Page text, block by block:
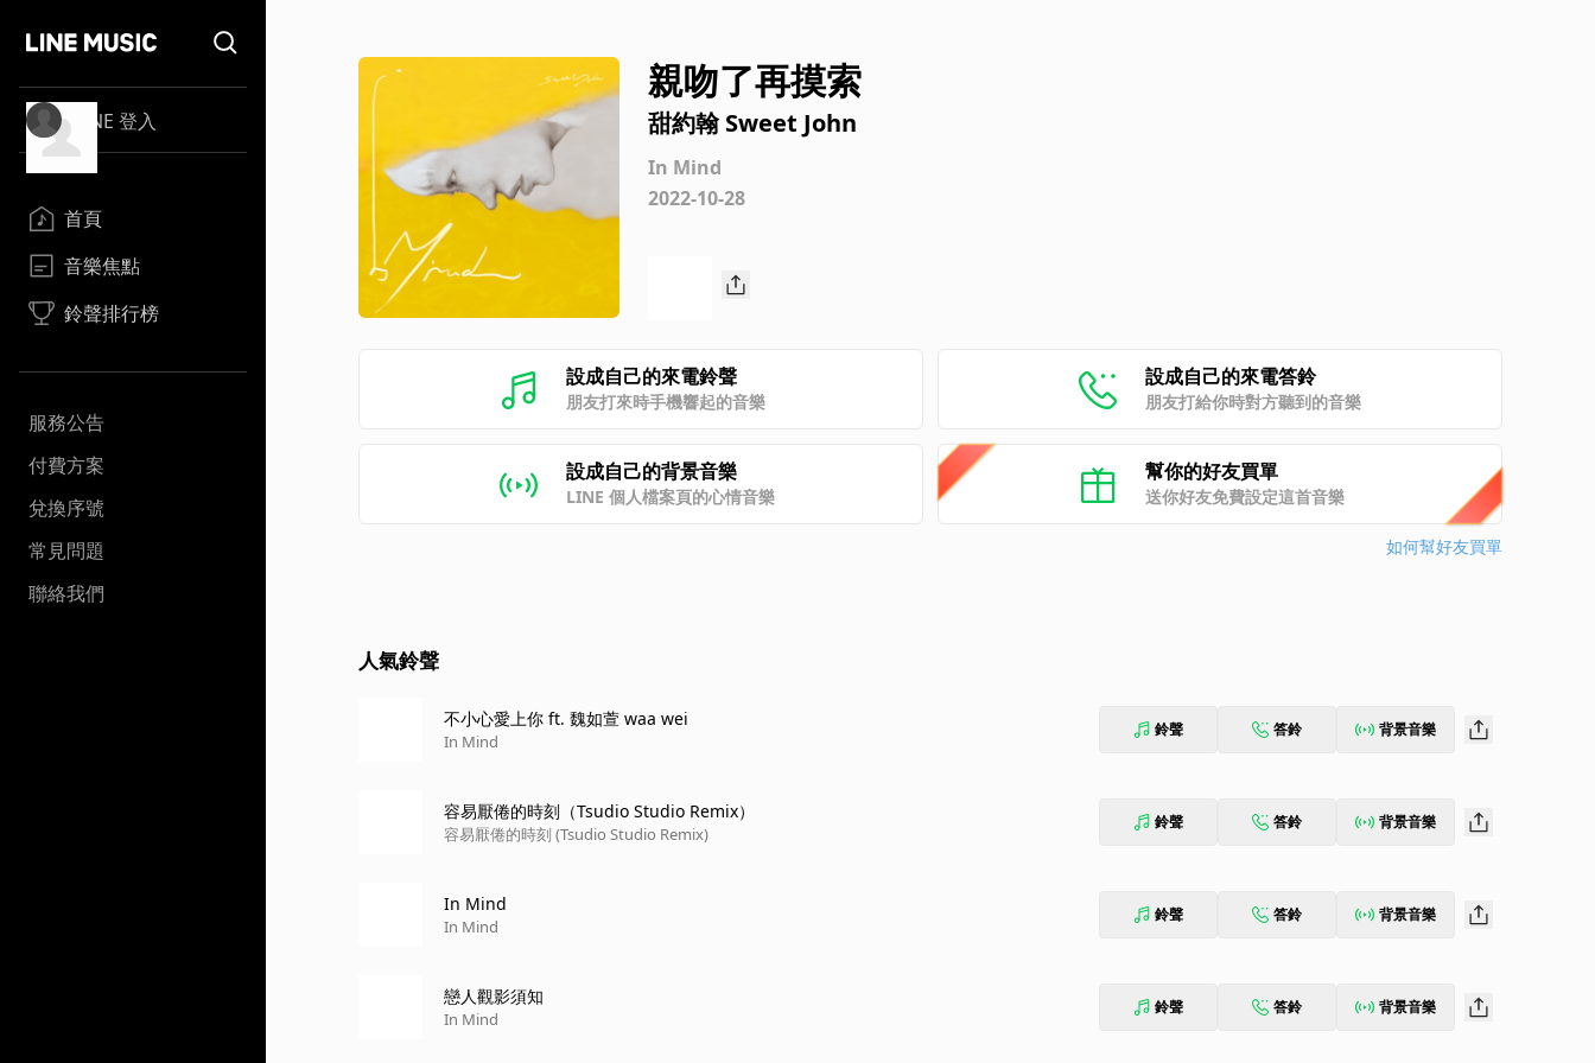
LINE 登入
首頁
音樂焦點
鈴聲排行榜
服務公告
付費方案
兌換序號
常見問題
聯絡我們
親吻了再摸索
甜約翰 Sweet John
In Mind
2022-10-28
設成自己的來電鈴聲
朋友打來時手機響起的音樂
設成自己的來電答鈴
朋友打給你時對方聽到的音樂
設成自己的背景音樂
LINE 個人檔案頁的心情音樂
幫你的好友買單
送你好友免費設定這首音樂
如何幫好友買單
人氣鈴聲
不小心愛上你 ft. 魏如萱 waa wei
In Mind
鈴聲 答鈴 背景音樂
容易厭倦的時刻（Tsudio Studio Remix）
容易厭倦的時刻 (Tsudio Studio Remix)
鈴聲 答鈴 背景音樂
In Mind
In Mind
鈴聲 答鈴 背景音樂
戀人觀影須知
In Mind
鈴聲 答鈴 背景音樂